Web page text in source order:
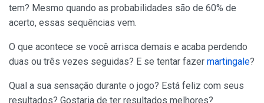
tem? Mesmo quando as probabilidades são de 60% de
acerto, essas sequências vem.
O que acontece se você arrisca demais e acaba perdendo
duas ou três vezes seguidas? E se tentar fazer martingale?
Qual a sua sensação durante o jogo? Está feliz com seus
resultados? Gostaria de ter resultados melhores?